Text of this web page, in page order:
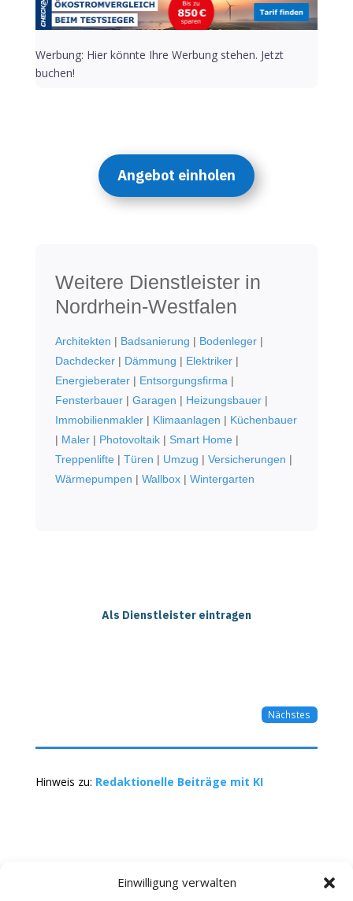
Einwilligung verwalten
Werbung: Hier könnte Ihre Werbung stehen. Jetzt
buchen!
Angebot einholen
Weitere Dienstleister in
Nordrhein-Westfalen
Architekten | Badsanierung | Bodenleger|
Dachdecker| Dämmung | Elektriker|
Energieberater| Entsorgungsfirma |
Fensterbauer| Garagen | Heizungsbauer|
Immobilienmakler| Klimaanlagen | Küchenbauer
| Maler| Photovoltaik| Smart Home|
Treppenlifte| Türen | Umzug | Versicherungen |
Wärmepumpen | Wallbox| Wintergarten
Als Dienstleister eintragen
Nächstes
Hinweis zu: Redaktionelle Beiträge mit KI